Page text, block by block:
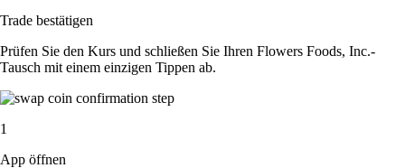
Trade bestätigen
Prüfen Sie den Kurs und schließen Sie Ihren Flowers Foods, Inc.-
Tausch mit einem einzigen Tippen ab.
1
App öffnen